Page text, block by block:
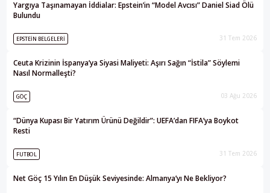
Yargıya Taşınamayan İddialar: Epstein’in “Model Avcısı” Daniel Siad Ölü
Bulundu
EPSTEIN BELGELERI 31 Tem 2026
Ceuta Krizinin İspanya’ya Siyasi Maliyeti: Aşırı Sağın “İstila” Söylemi
Nasıl Normalleşti?
GÖÇ 03 Ağu 2026
“Dünya Kupası Bir Yatırım Ürünü Değildir”: UEFA’dan FIFA’ya Boykot
Resti
FUTBOL 31 Tem 2026
Net Göç 15 Yılın En Düşük Seviyesinde: Almanya’yı Ne Bekliyor?